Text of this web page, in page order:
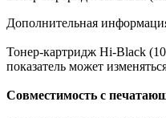
Дополнительная
Тонер-картридж Hi-Black
показатель может
Совместимость с